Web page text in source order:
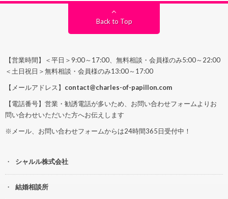
Back to Top
【営業時間】＜平日＞9:00～17:00、無料相談・会員様のみ5:00～22:00
＜土日祝日＞無料相談・会員様のみ13:00～17:00
【メールアドレス】 contact@charles-of-papillon.com
【電話番号】営業・勧誘電話が多いため、お問い合わせフォームよりお
問い合わせいただいた方へお伝えします
※メール、お問い合わせフォームからは24時間365日受付中！
シャルル株式会社
結婚相談所